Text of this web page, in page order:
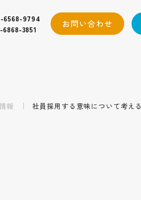
6568-9794
6868-3851 お問い合わせ
報 社員採用する意味について考える